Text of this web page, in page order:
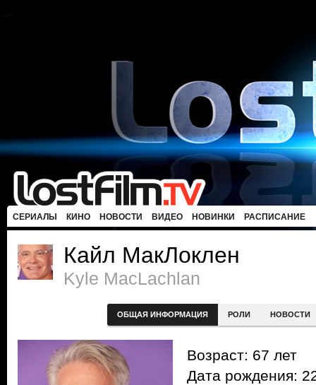
СЕРИАЛЫ КИНО НОВОСТИ ВИДЕО НОВИНКИ РАСПИСАНИЕ
Кайл МакЛоклен
Kyle MacLachlan
ОБЩАЯ ИНФОРМАЦИЯ РОЛИ НОВОСТИ
Возраст: 67 лет
Дата рождения: